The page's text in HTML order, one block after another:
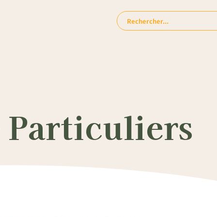
Rechercher:
Particuliers